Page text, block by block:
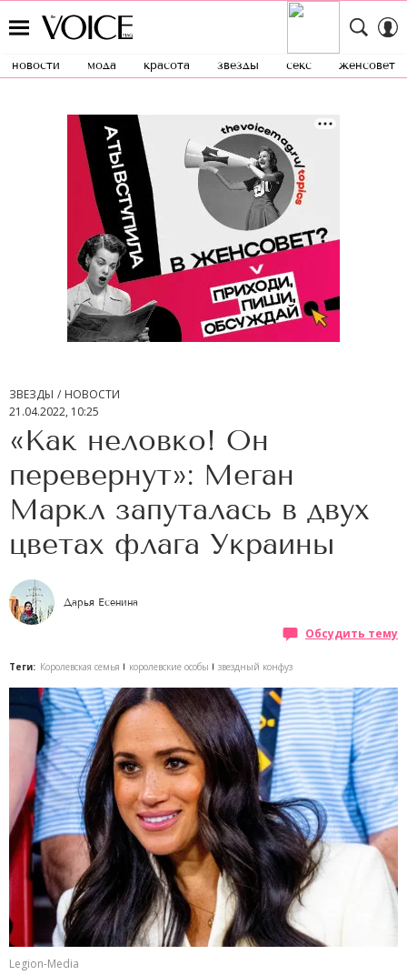
новости мода красота звезды секс женсовет
ЗВЕЗДЫ
НОВОСТИ
21.04.2022, 10:25
«Как неловко! Он
перевернут»: Меган
Маркл запуталась в двух
цветах флага Украины
Дарья Есенина
Обсудить тему
Теги: Королевская семья королевские особы звездный конфуз
Legion-Media